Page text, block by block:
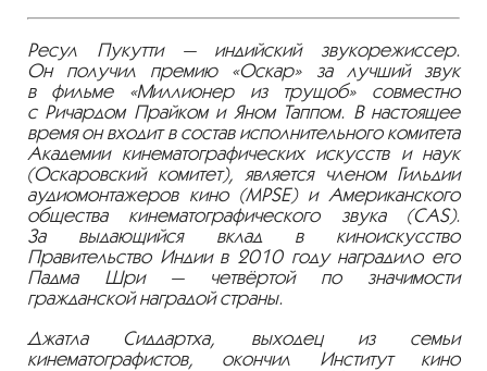
Ресул Пукутти — индийский звукорежиссер.
Он получил премию «Оскар» за лучший звук
в фильме «Миллионер из трущоб» совместно
с Ричардом Прайком и Яном Таппом. В настоящее
время он входит в состав исполнительного комитета
Академии кинематографических искусств и наук
(Оскаровский комитет), является членом Гильдии
аудиомонтажеров кино (MPSE) и Американского
общества кинематографического звука (CAS).
За выдающийся вклад в киноискусство
Правительство Индии в 2010 году наградило его
Падма Шри — четвёртой по значимости
гражданской наградой страны.
Джатла Сиддартха, выходец из семьи
кинематографистов, окончил Институт кино